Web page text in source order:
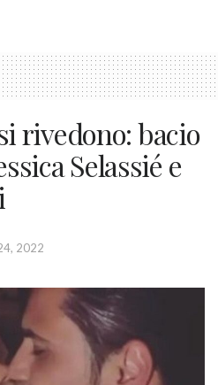
rivedono: bacio
Selassié e
2022